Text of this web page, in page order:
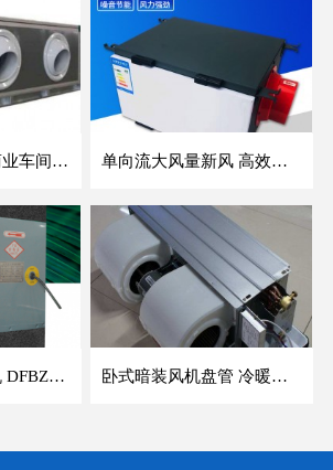
吊顶式空调机组商业车间防爆新风空调器射流冷暖机组 单向流大风量新风 高效除霾全热交换新风机空气净化
方形壁式轴流风机 DFBZ低噪防爆工业XBDZ静音220V/380V壁式边墙风机 卧式暗装风机盘管 冷暖两用盘管系列 明装风盘空调器